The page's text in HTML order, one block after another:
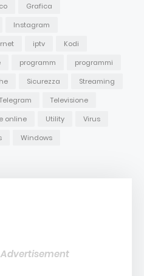
Grafica
Instagram
iptv
Kodi
programm
programmi
Sicurezza
Streaming
Telegram
Televisione
online Utility
Virus
Windows